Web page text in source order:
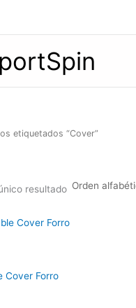
etiquetados “Cover”
resultado
Cover Forro